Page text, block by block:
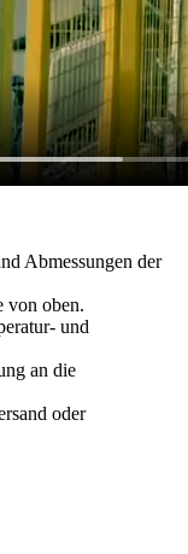
Abmessungen der
von oben.
und
an die
oder